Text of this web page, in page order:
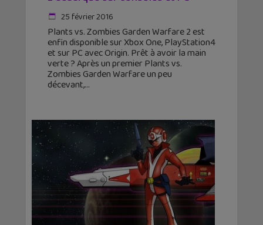
25 février 2016
Plants vs. Zombies Garden Warfare 2 est
enfin disponible sur Xbox One, PlayStation4
et sur PC avec Origin. Prêt à avoir la main
verte ? Après un premier Plants vs.
Zombies Garden Warfare un peu
décevant,